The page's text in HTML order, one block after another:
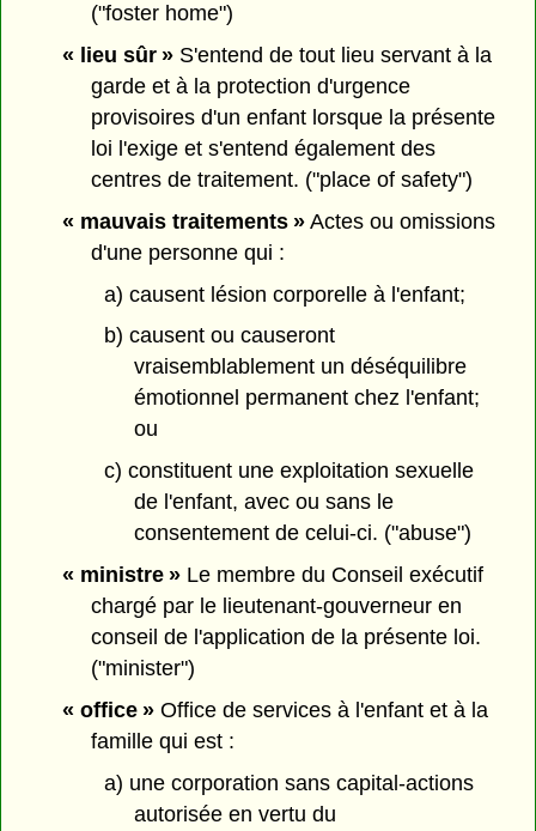
("foster home")
« lieu sûr »S'entend de tout lieu servant à la
garde et à la protection d'urgence
provisoires d'un enfant lorsque la présente
loi l'exige et s'entend également des
centres de traitement. ("place of safety")
« mauvais traitements »Actes ou omissions
d'une personne qui :
a) causent lésion corporelle à l'enfant;
b) causent ou causeront
vraisemblablement un déséquilibre
émotionnel permanent chez l'enfant;
ou
c) constituent une exploitation sexuelle
de l'enfant, avec ou sans le
consentement de celui-ci. ("abuse")
« ministre »Le membre du Conseil exécutif
chargé par le lieutenant-gouverneur en
conseil de l'application de la présente loi.
("minister")
« office »Office de services à l'enfant et à la
famille qui est :
a) une corporation sans capital-actions
autorisée en vertu du